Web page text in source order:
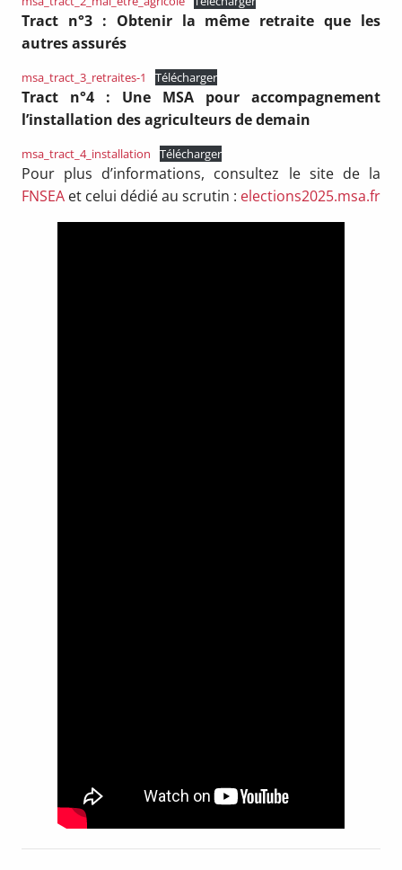
Tract n°3 : Obtenir la même retraite que les
autres assurés
msa_tract_3_retraites-1 Télécharger
Tract n°4 : Une MSA pour accompagnement
l’installation des agriculteurs de demain
msa_tract_4_installation Télécharger
Pour plus d’informations, consultez le site de la
FNSEA et celui dédié au scrutin : elections2025.msa.fr